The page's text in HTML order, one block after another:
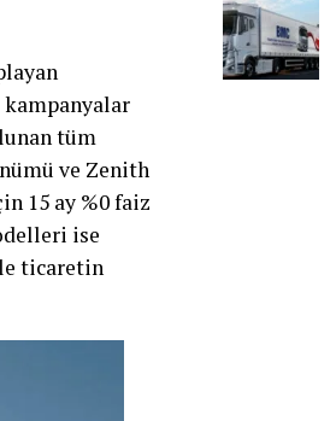
kampanyalar
tüm
ve Zenith
15 ay %0 faiz
ise
ticaretin